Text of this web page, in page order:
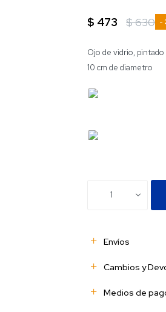
$ 473 $630
Ojo de vidrio,
10 cm de diametro
1
Envíos
Cambios y
Medios de